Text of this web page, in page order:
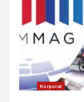
Korporat